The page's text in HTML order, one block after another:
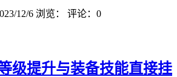
12/6 浏览： 评论：0
级提升与装备技能直接挂